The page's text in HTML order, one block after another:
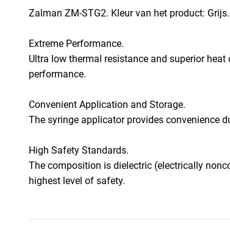
Zalman ZM-STG2. Kleur van het product:
Extreme Performance.
Ultra low thermal resistance and superior
performance.
Convenient Application and Storage.
The syringe applicator provides convenience
High Safety Standards.
The composition is dielectric (electrically
highest level of safety.